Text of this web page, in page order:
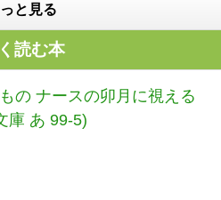
と見る
読む本
の ナースの卯月に視える
庫 あ 99-5)